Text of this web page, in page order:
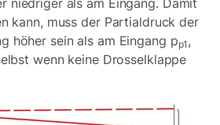
kann, muss der Partialdruck der
höher sein als am Eingang pp1 ,
wenn keine Drosselklappe